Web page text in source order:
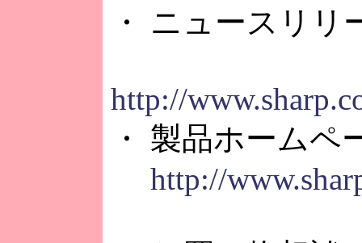
・ ニュースリリ
http://
・ 製品ホームペ
http://